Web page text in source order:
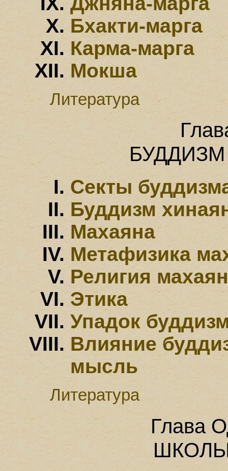
Бхакти-марга
Карма-марга
Мокша
Литература
Секты
Буддизм
Махаяна
Метафизика
Религия
Этика
Упадок
Влияние
мысль
Литература
Глава